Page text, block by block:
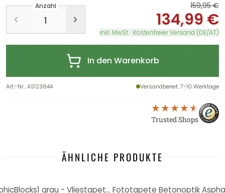
Anzahl 159,95 €
134,99 €
inkl. MwSt. · Kostenfreier Versand (DE/AT)
In den Warenkorb
Art.-Nr.:AS123644 Versandbereit: 7-10 Werktage
Trusted Shops
ÄHNLICHE PRODUKTE
Fototapete Geometrisch GraphicBlocks1 grau - Vliestapete Designwalls 2 - 2,55 x 3,5 m